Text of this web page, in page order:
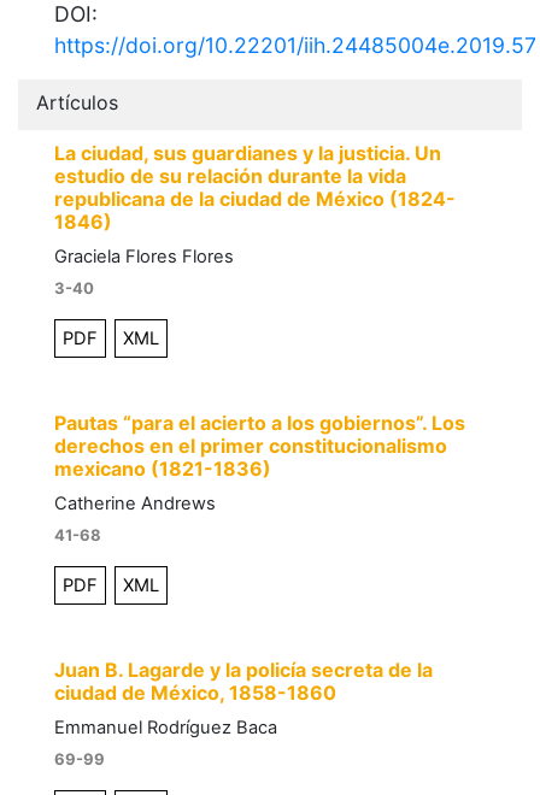
DOI:
https://doi.org/10.22201/iih.24485004e.2019.57
Artículos
La ciudad, sus guardianes y la justicia. Un
estudio de su relación durante la vida
republicana de la ciudad de México (1824-
1846)
Graciela Flores Flores
3-40
PDF XML
Pautas “para el acierto a los gobiernos”. Los
derechos en el primer constitucionalismo
mexicano (1821-1836)
Catherine Andrews
41-68
PDF XML
Juan B. Lagarde y la policía secreta de la
ciudad de México, 1858-1860
Emmanuel Rodríguez Baca
69-99